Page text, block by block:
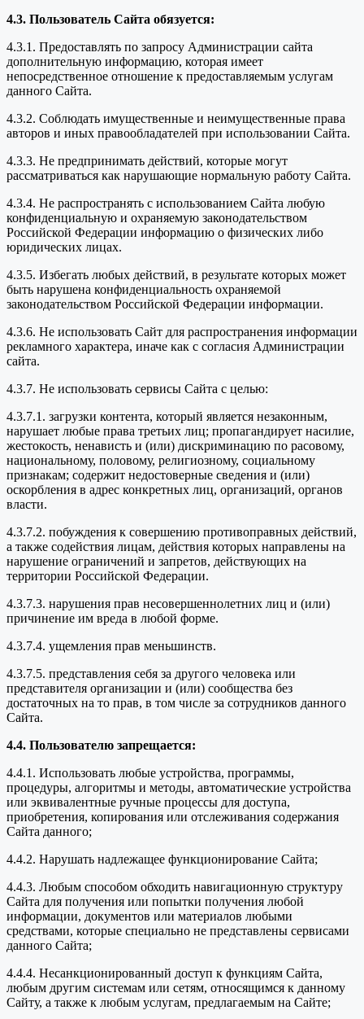
4.3. Пользователь Сайта обязуется:
4.3.1. Предоставлять по запросу Администрации сайта
дополнительную информацию, которая имеет
непосредственное отношение к предоставляемым услугам
данного Сайта.
4.3.2. Соблюдать имущественные и неимущественные права
авторов и иных правообладателей при использовании Сайта.
4.3.3. Не предпринимать действий, которые могут
рассматриваться как нарушающие нормальную работу Сайта.
4.3.4. Не распространять с использованием Сайта любую
конфиденциальную и охраняемую законодательством
Российской Федерации информацию о физических либо
юридических лицах.
4.3.5. Избегать любых действий, в результате которых может
быть нарушена конфиденциальность охраняемой
законодательством Российской Федерации информации.
4.3.6. Не использовать Сайт для распространения информации
рекламного характера, иначе как с согласия Администрации
сайта.
4.3.7. Не использовать сервисы Сайта с целью:
4.3.7.1. загрузки контента, который является незаконным,
нарушает любые права третьих лиц; пропагандирует насилие,
жестокость, ненависть и (или) дискриминацию по расовому,
национальному, половому, религиозному, социальному
признакам; содержит недостоверные сведения и (или)
оскорбления в адрес конкретных лиц, организаций, органов
власти.
4.3.7.2. побуждения к совершению противоправных действий,
а также содействия лицам, действия которых направлены на
нарушение ограничений и запретов, действующих на
территории Российской Федерации.
4.3.7.3. нарушения прав несовершеннолетних лиц и (или)
причинение им вреда в любой форме.
4.3.7.4. ущемления прав меньшинств.
4.3.7.5. представления себя за другого человека или
представителя организации и (или) сообщества без
достаточных на то прав, в том числе за сотрудников данного
Сайта.
4.4. Пользователю запрещается:
4.4.1. Использовать любые устройства, программы,
процедуры, алгоритмы и методы, автоматические устройства
или эквивалентные ручные процессы для доступа,
приобретения, копирования или отслеживания содержания
Сайта данного;
4.4.2. Нарушать надлежащее функционирование Сайта;
4.4.3. Любым способом обходить навигационную структуру
Сайта для получения или попытки получения любой
информации, документов или материалов любыми
средствами, которые специально не представлены сервисами
данного Сайта;
4.4.4. Несанкционированный доступ к функциям Сайта,
любым другим системам или сетям, относящимся к данному
Сайту, а также к любым услугам, предлагаемым на Сайте;